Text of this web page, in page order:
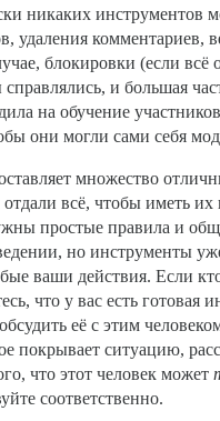
никаких инструментов
удаления комментариев,
блокировки (если всё
и большая
на обучение
они могли сами себя
множество
всё, чтобы иметь их
простые правила и
но инструменты
ваши действия. Если
что у вас есть готовая
её с этим
покрывает ситуацию,
что этот человек может
соответственно.